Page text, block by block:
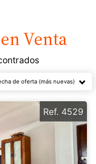
Venta
de oferta (más nuevas)
Ref. 4529